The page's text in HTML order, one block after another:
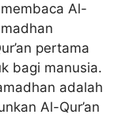
Al-
pertama
bagi manusia.
adalah
Al-Qur’an